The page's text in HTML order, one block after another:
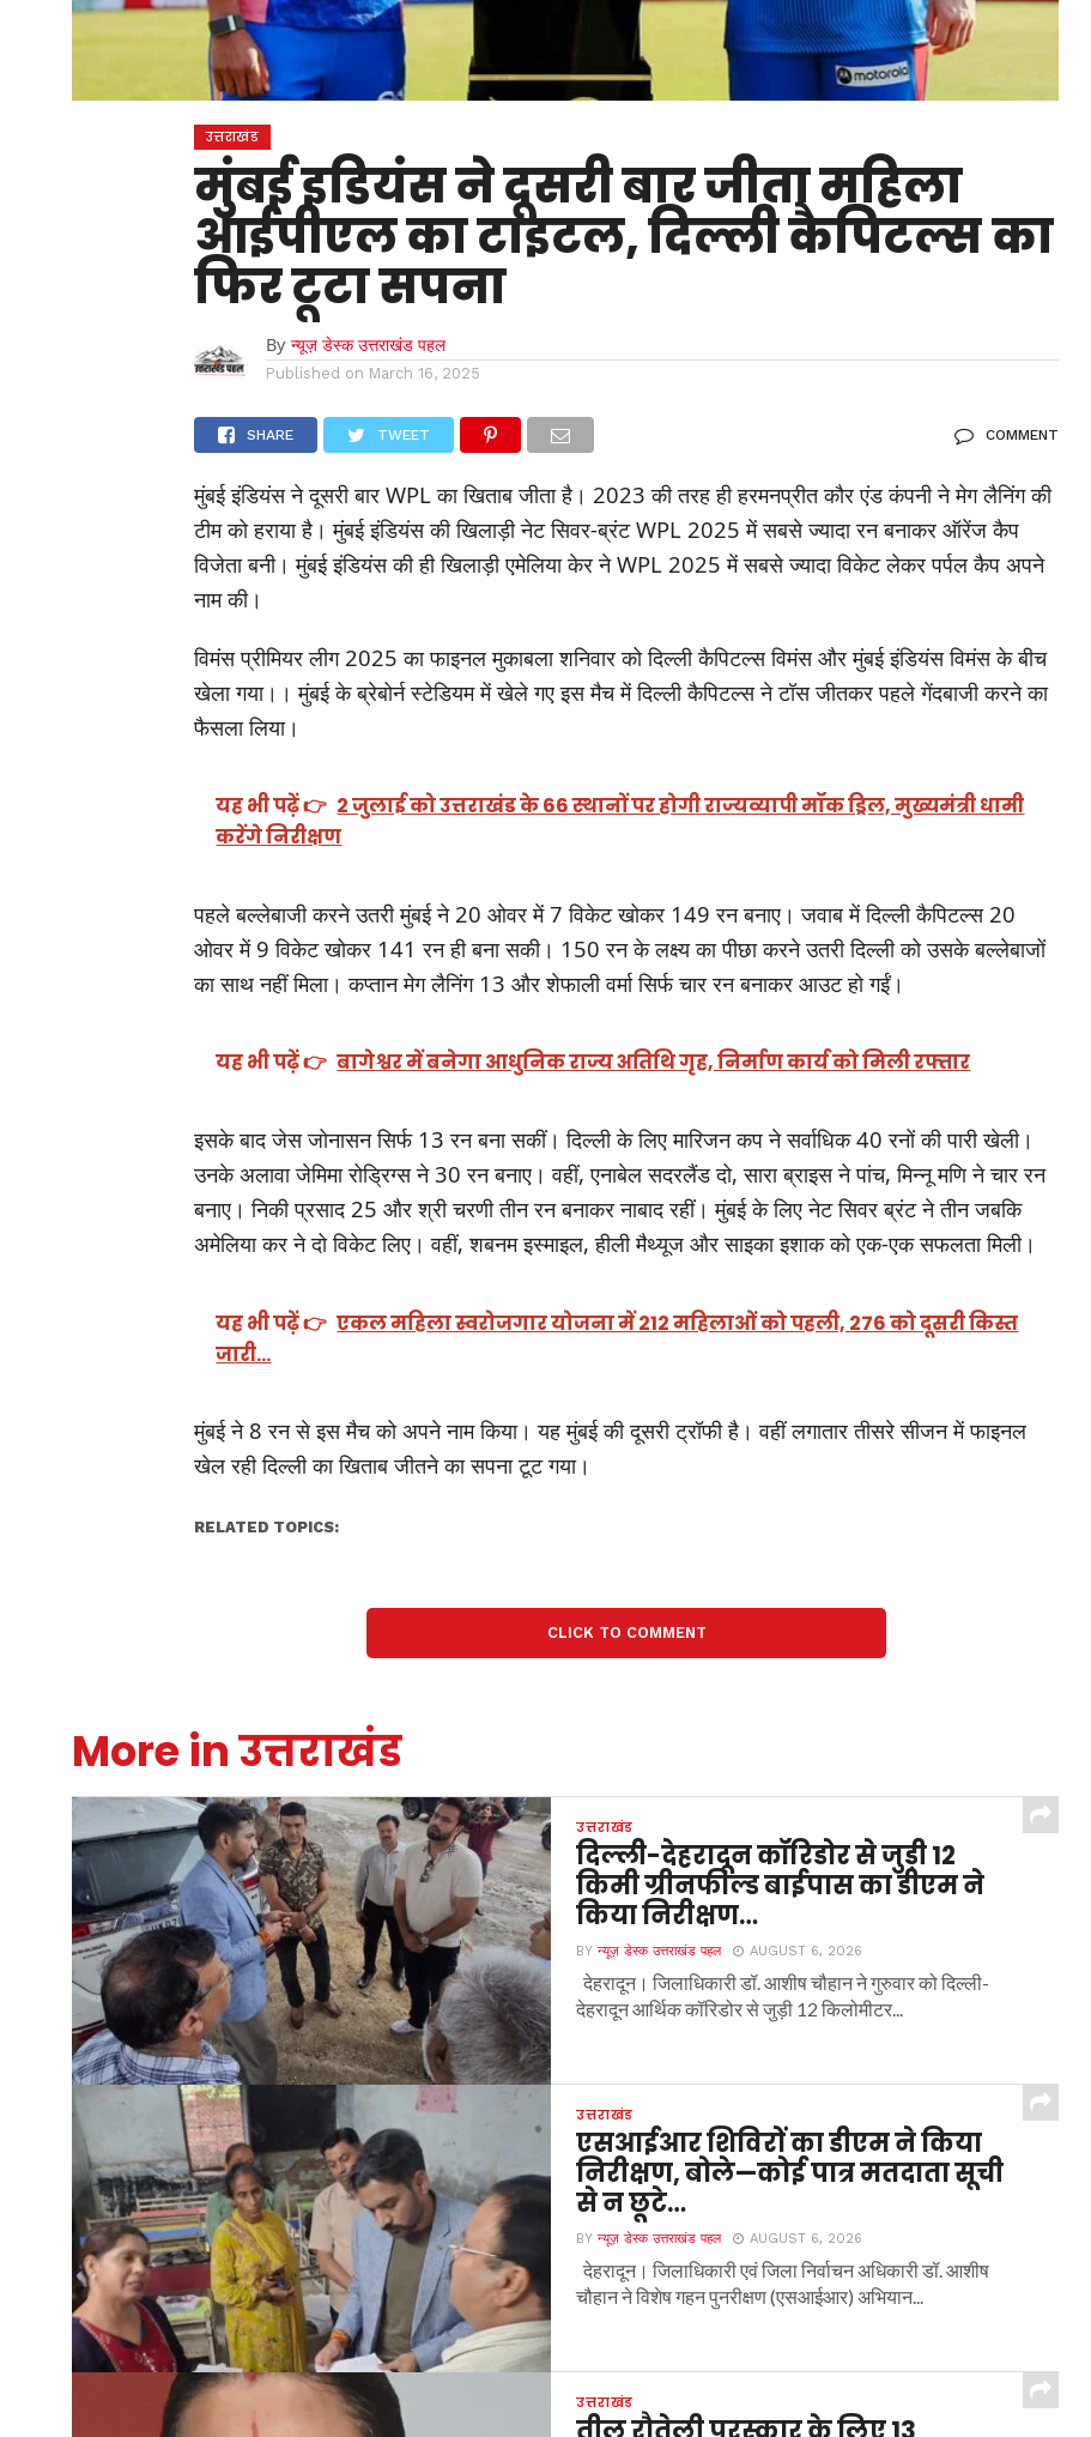
उत्तराखंड
मुंबई इडियंस ने दूसरी बार जीता महिला
आईपीएल का टाइटल, दिल्ली कैपिटल्स का
फिर टूटा सपना
By न्यूज़ डेस्क उत्तराखंड पहल
Published on March 16, 2025
SHARE TWEET COMMENT
मुंबई इंडियंस ने दूसरी बार WPL का खिताब जीता है। 2023 की तरह ही हरमनप्रीत कौर एंड कंपनी ने मेग लैनिंग की
टीम को हराया है। मुंबई इंडियंस की खिलाड़ी नेट सिवर-ब्रंट WPL 2025 में सबसे ज्यादा रन बनाकर ऑरेंज कैप
विजेता बनी। मुंबई इंडियंस की ही खिलाड़ी एमेलिया केर ने WPL 2025 में सबसे ज्यादा विकेट लेकर पर्पल कैप अपने
नाम की।
विमंस प्रीमियर लीग 2025 का फाइनल मुकाबला शनिवार को दिल्‍ली कैपिटल्‍स विमंस और मुंबई इंडियंस विमंस के बीच
खेला गया।। मुंबई के ब्रेबोर्न स्टेडियम में खेले गए इस मैच में दिल्‍ली कैपिटल्‍स ने टॉस जीतकर पहले गेंदबाजी करने का
फैसला लिया।
यह भी पढ़ें 👉 2 जुलाई को उत्तराखंड के 66 स्थानों पर होगी राज्यव्यापी मॉक ड्रिल, मुख्यमंत्री धामी
करेंगे निरीक्षण
पहले बल्‍लेबाजी करने उतरी मुंबई ने 20 ओवर में 7 विकेट खोकर 149 रन बनाए। जवाब में दिल्‍ली कैपिटल्‍स 20
ओवर में 9 विकेट खोकर 141 रन ही बना सकी। 150 रन के लक्ष्य का पीछा करने उतरी दिल्ली को उसके बल्लेबाजों
का साथ नहीं मिला। कप्तान मेग लैनिंग 13 और शेफाली वर्मा सिर्फ चार रन बनाकर आउट हो गईं।
यह भी पढ़ें 👉 बागेश्वर में बनेगा आधुनिक राज्य अतिथि गृह, निर्माण कार्य को मिली रफ्तार
इसके बाद जेस जोनासन सिर्फ 13 रन बना सकीं। दिल्ली के लिए मारिजन कप ने सर्वाधिक 40 रनों की पारी खेली।
उनके अलावा जेमिमा रोड्रिग्स ने 30 रन बनाए। वहीं, एनाबेल सदरलैंड दो, सारा ब्राइस ने पांच, मिन्नू मणि ने चार रन
बनाए। निकी प्रसाद 25 और श्री चरणी तीन रन बनाकर नाबाद रहीं। मुंबई के लिए नेट सिवर ब्रंट ने तीन जबकि
अमेलिया कर ने दो विकेट लिए। वहीं, शबनम इस्माइल, हीली मैथ्यूज और साइका इशाक को एक-एक सफलता मिली।
यह भी पढ़ें 👉 एकल महिला स्वरोजगार योजना में 212 महिलाओं को पहली, 276 को दूसरी किस्त
जारी…
मुंबई ने 8 रन से इस मैच को अपने नाम किया। यह मुंबई की दूसरी ट्रॉफी है। वहीं लगातार तीसरे सीजन में फाइनल
खेल रही दिल्‍ली का खिताब जीतने का सपना टूट गया।
RELATED TOPICS:
CLICK TO COMMENT
More in उत्तराखंड
उत्तराखंड
दिल्ली-देहरादून कॉरिडोर से जुड़ी 12
किमी ग्रीनफील्ड बाईपास का डीएम ने
किया निरीक्षण…
BYन्यूज़ डेस्क उत्तराखंड पहल AUGUST 6, 2026
देहरादून। जिलाधिकारी डॉ. आशीष चौहान ने गुरुवार को दिल्ली-
देहरादून आर्थिक कॉरिडोर से जुड़ी 12 किलोमीटर...
उत्तराखंड
एसआईआर शिविरों का डीएम ने किया
निरीक्षण, बोले—कोई पात्र मतदाता सूची
से न छूटे…
BYन्यूज़ डेस्क उत्तराखंड पहल AUGUST 6, 2026
देहरादून। जिलाधिकारी एवं जिला निर्वाचन अधिकारी डॉ. आशीष
चौहान ने विशेष गहन पुनरीक्षण (एसआईआर) अभियान...
उत्तराखंड